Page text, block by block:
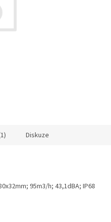
Diskuze
95m3/h; 43,1dBA; IP68